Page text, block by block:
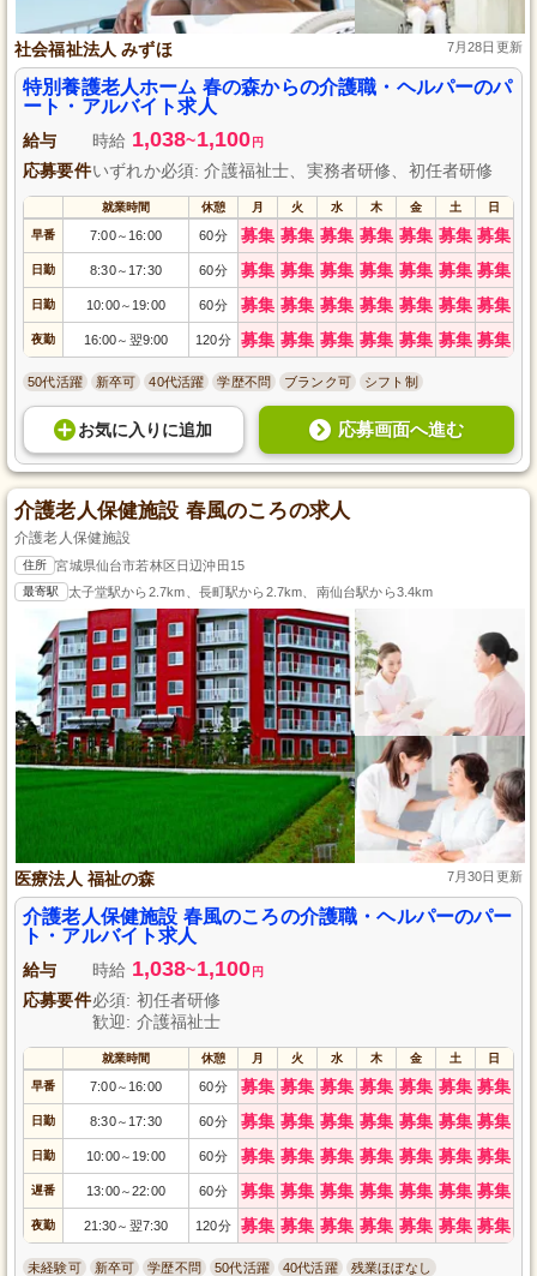
社会福祉法人 みずほ 7月28日更新
特別養護老人ホーム 春の森からの介護職・ヘルパーのパ
ート・アルバイト求人
給与 時給 1,038~1,100 円
応募要件いずれか必須: 介護福祉士、実務者研修、初任者研修
就業時間 休憩 月 火 水 木 金 土 日
早番 7:00～ 16:00 60分 募集 募集 募集 募集 募集 募集 募集
日勤 8:30～ 17:30 60分 募集 募集 募集 募集 募集 募集 募集
日勤 10:00～ 19:00 60分 募集 募集 募集 募集 募集 募集 募集
夜勤 16:00～ 翌9:00 120分 募集 募集 募集 募集 募集 募集 募集
50代活躍 新卒可 40代活躍 学歴不問 ブランク可 シフト制
お気に入り に追加 応募画面へ進む
介護老人保健施設 春風のころの求人
介護老人保健施設
住所 宮城県仙台市若林区日辺沖田15
最寄駅 太子堂駅から2.7km、長町駅から2.7km、南仙台駅から3.4km
医療法人 福祉の森 7月30日更新
介護老人保健施設 春風のころの介護職・ヘルパーのパー
ト・アルバイト求人
給与 時給 1,038~1,100 円
応募要件必須: 初任者研修
歓迎: 介護福祉士
就業時間 休憩 月 火 水 木 金 土 日
早番 7:00～ 16:00 60分 募集 募集 募集 募集 募集 募集 募集
日勤 8:30～ 17:30 60分 募集 募集 募集 募集 募集 募集 募集
日勤 10:00～ 19:00 60分 募集 募集 募集 募集 募集 募集 募集
遅番 13:00～22:00 60分 募集 募集 募集 募集 募集 募集 募集
夜勤 21:30～ 翌7:30 120分 募集 募集 募集 募集 募集 募集 募集
未経験可 新卒可 学歴不問 50代活躍 40代活躍 残業ほぼなし